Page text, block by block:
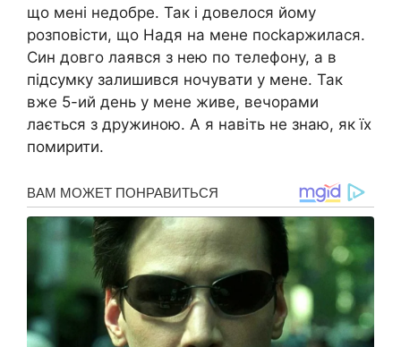
що мені недобре. Так і довелося йому
розповісти, що Надя на мене посkаржилася.
Син довго лаявся з нею по телефону, а в
підсумку залишився ночувати у мене. Так
вже 5-ий день у мене живе, вечорами
лається з дружиною. А я навіть не знаю, як їх
помирити.